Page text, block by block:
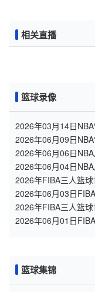
相关直播
篮球录像
2026年03月14日
2026年06月09日
2026年06月06日
2026年06月04日
2026年FIBA三人篮
三人篮球队 全场录像
2026年06月03日
录像
2026年FIBA三人篮
2026年06月01日
篮球集锦